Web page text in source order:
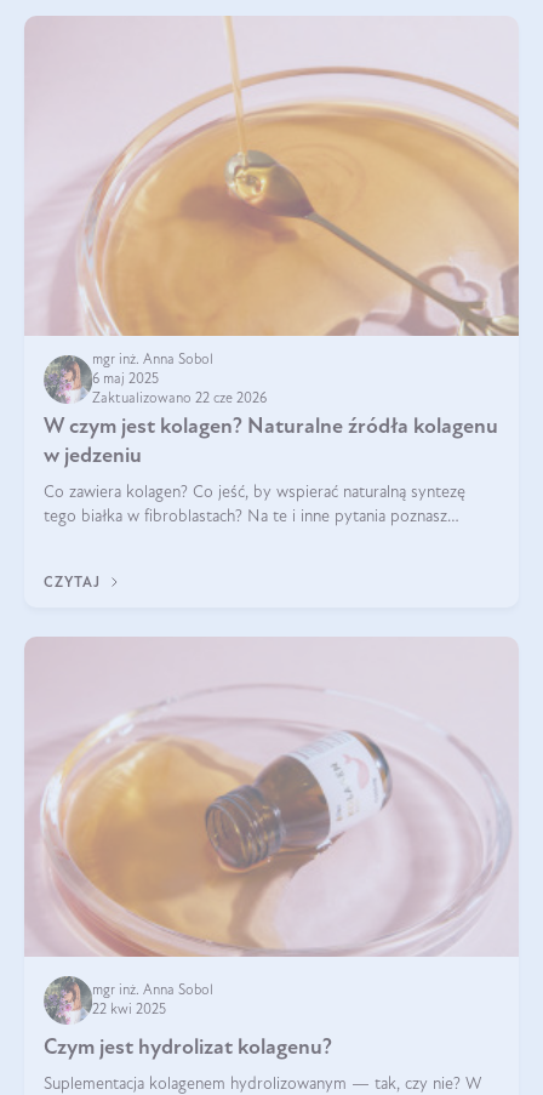
mgr inż. Anna Sobol
6 maj 2025
Zaktualizowano 22 cze 2026
W czym jest kolagen? Naturalne źródła kolagenu
w jedzeniu
Co zawiera kolagen? Co jeść, by wspierać naturalną syntezę
tego białka w fibroblastach? Na te i inne pytania poznasz
CZYTAJ
mgr inż. Anna Sobol
22 kwi 2025
Czym jest hydrolizat kolagenu?
Suplementacja kolagenem hydrolizowanym — tak, czy nie? W